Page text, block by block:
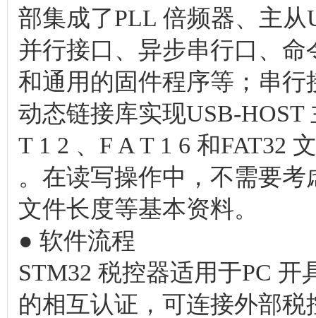
部集成了PLL 倍频器、主
并行接口、异步串行口、
和通用的固件程序等；串行
动态链接库实现USB-
T 1 2 、F A T 1 6 和FAT32
。在读写操作中，不需要
文件长度等基本资料。
● 软件流程
STM32 税控器适用于PC
的相互认证，可连接外部